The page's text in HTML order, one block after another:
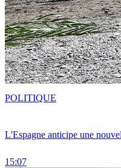
L'Espagne anticipe une
15:07
POLITIQUE